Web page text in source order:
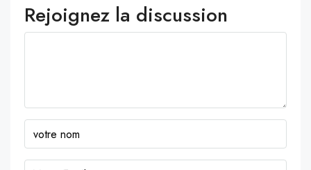
Rejoignez la discussion